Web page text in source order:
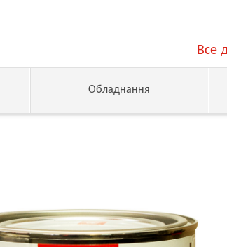
Все
Обладнання